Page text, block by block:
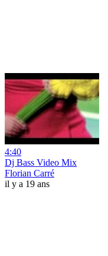
4:40
Dj Bass Video Mix
Florian Carré
il y a 19 ans